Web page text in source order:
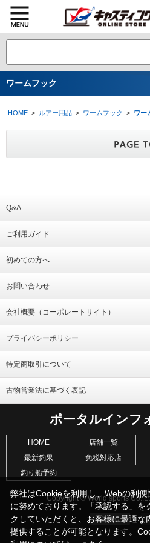
ワームフック
HOME > ルアー用品 > ワームフック > ワー
Q&A
ご利用ガイド
初めての方へ
お問い合わせ
会社概要（コーポレートサイト）
プライバシーポリシー
特定商取引について
古物営業法に基づく表記
ポータルインフ
HOME 店舗一覧
最新釣果
免税対応店
釣り船予約
Copyright © World sports
弊社はCookieを利用し、Webの利便
に努めております。「承認する」を
クしていただくと、お客様に最適な
提供することが可能となります。